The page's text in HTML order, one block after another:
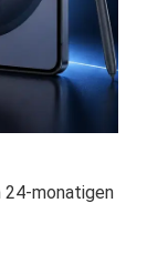
24-monatigen